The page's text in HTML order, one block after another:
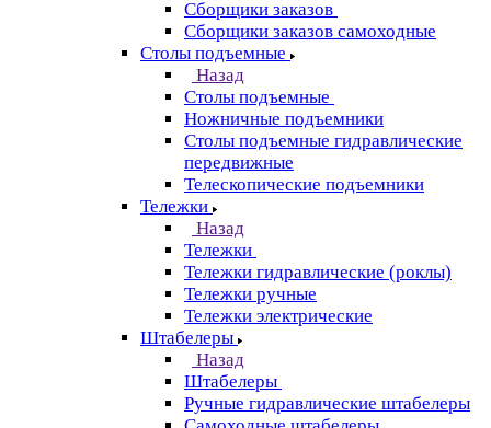
Сборщики заказов
Сборщики заказов самоходные
Столы подъемные
Назад
Столы подъемные
Ножничные подъемники
Столы подъемные гидравлические
передвижные
Телескопические подъемники
Тележки
Назад
Тележки
Тележки гидравлические (роклы)
Тележки ручные
Тележки электрические
Штабелеры
Назад
Штабелеры
Ручные гидравлические штабелеры